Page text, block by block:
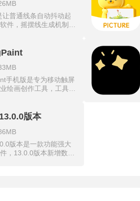
环播放的动态图片，输
享到社交平台。
添层次与情境。
除创新功能外，也保留
形画笔笔等经典工具，
绘制过程兼具效率与表
让普通线条自动抖动起
件，摇摆线生成机制将
布上的任何新增笔触在
摇晃，橡皮擦同样支持
帧速率控制滑块调整抖
动到剧烈颤震，抖动幅
定笔画的最大偏移像素
结束后即时预览完整动
出分辨率选择支持从
档位，透明通道保留
景层完全镂空。
手机版是专为移动触屏
绘画创作工具，工具聚
功能设计。
手机版完整适配移动端
移植了桌面端核心绘画
多种主流图像格式导
云端存储，跨设备打开
数完整保留，不会丢失
版本
版本是一款功能强大
，13.0.0版本新增数字